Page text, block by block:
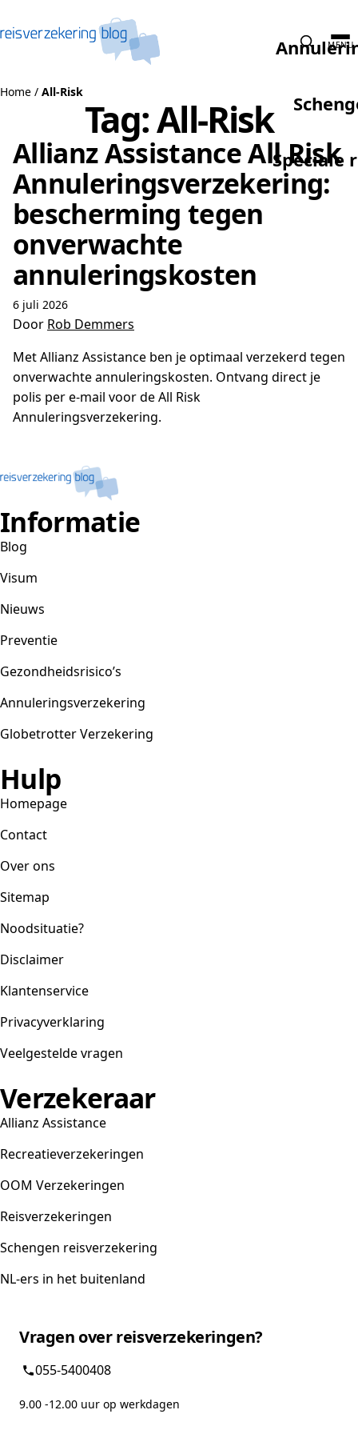
Speciale
MENU
Home / All-Risk
Tag:All-Risk
Allianz Assistance All Risk
Annuleringsverzekering:
bescherming tegen
onverwachte
annuleringskosten
6 juli 2026
Door Rob Demmers
Met Allianz Assistance ben je optimaal verzekerd tegen
onverwachte annuleringskosten. Ontvang direct je
polis per e-mail voor de All Risk
Annuleringsverzekering.
Informatie
Blog
Visum
Nieuws
Preventie
Gezondheidsrisico’s
Annuleringsverzekering
Globetrotter Verzekering
Hulp
Homepage
Contact
Over ons
Sitemap
Noodsituatie?
Disclaimer
Klantenservice
Privacyverklaring
Veelgestelde vragen
Verzekeraar
Allianz Assistance
Recreatieverzekeringen
OOM Verzekeringen
Reisverzekeringen
Schengen reisverzekering
NL-ers in het buitenland
Vragen over reisverzekeringen?
055-5400408
9.00 -12.00 uur op werkdagen